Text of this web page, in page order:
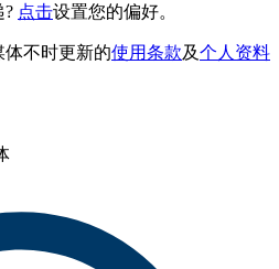
? 点击设置您的偏好。
不时更新的使用条款及个人资料